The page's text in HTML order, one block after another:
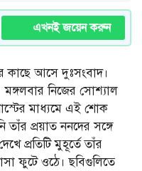
এখনই জয়েন করুন
কাছে আসে দুঃসংবাদ।
মঙ্গলবার নিজের সোশ্যাল
মাধ্যমে এই শোক
তাঁর প্রয়াত ননদের সঙ্গে
প্রতিটি মুহূর্তে তাঁর
ফুটে ওঠে। ছবিগুলিতে